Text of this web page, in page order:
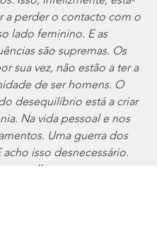
a perder o contacto com o
lado feminino. E as
são supremas. Os
sua vez, não estão a ter a
de ser homens. O
desequilíbrio está a criar
Na vida pessoal e nos
Uma guerra dos
acho isso desnecessário.
mulher se prova para o